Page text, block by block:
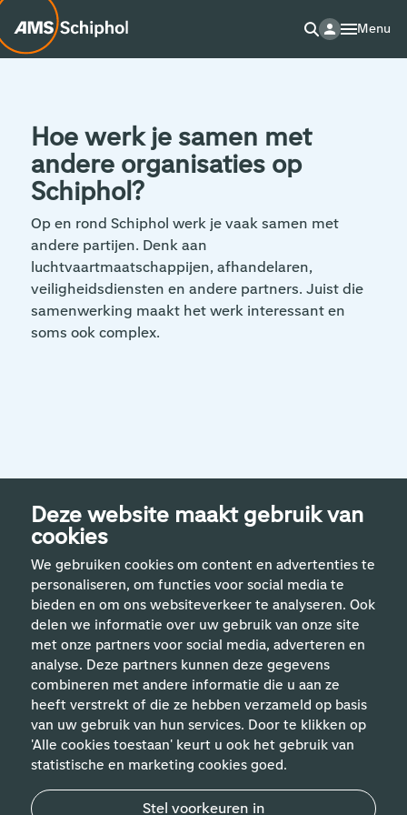
Deze website maakt gebruik van
cookies
We gebruiken cookies om content en advertenties te
personaliseren, om functies voor social media te
bieden en om ons websiteverkeer te analyseren. Ook
delen we informatie over uw gebruik van onze site
met onze partners voor social media, adverteren en
analyse. Deze partners kunnen deze gegevens
combineren met andere informatie die u aan ze
heeft verstrekt of die ze hebben verzameld op basis
van uw gebruik van hun services. Door te klikken op
'Alle cookies toestaan' keurt u ook het gebruik van
statistische en marketing cookies goed.
Stel voorkeuren in
Menu
Hoe werk je samen met
andere organisaties op
Schiphol?
Op en rond Schiphol werk je vaak samen met
andere partijen. Denk aan
luchtvaartmaatschappijen, afhandelaren,
veiligheidsdiensten en andere partners. Juist die
samenwerking maakt het werk interessant en
soms ook complex.
Handige links
Vakgebieden
Contact